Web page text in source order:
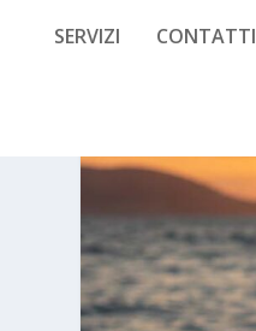
SERVIZI CONTATTI